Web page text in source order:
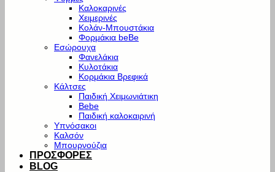
Καλοκαρινές
Χειμερινές
Κολάν-Μπουστάκια
Φορμάκια beBe
Εσώρουχα
Φανελάκια
Κυλοτάκια
Κορμάκια Βρεφικά
Κάλτσες
Παιδική Χειμωνιάτικη
Bebe
Παιδική καλοκαιρινή
Υπνόσακοι
Καλσόν
Μπουρνούζια
ΠΡΟΣΦΟΡΕΣ
BLOG